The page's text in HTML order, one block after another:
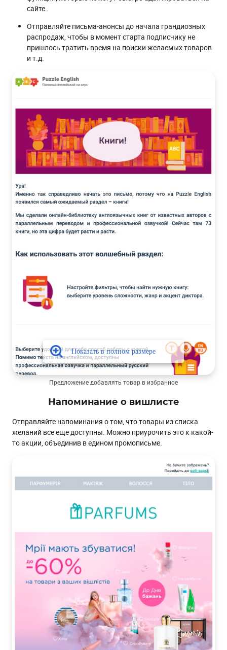
сайте.
Отправляйте письма-анонсы до начала грандиозных
распродаж, чтобы в момент старта подписчику не
пришлось тратить время на поиски желаемых товаров
и т.д.
Предложение добавлять товар в избранное
Напоминание о вишлисте
Отправляйте напоминания о том, что товары из списка
желаний все еще доступны. Можно приурочить это к какой-
то акции, объединив в едином промописьме.